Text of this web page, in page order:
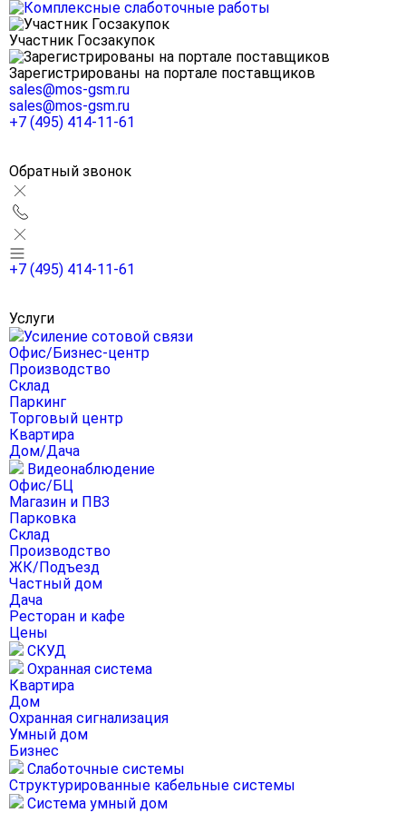
Участник Госзакупок
Зарегистрированы на портале поставщиков
sales@mos-gsm.ru
sales@mos-gsm.ru
+7 (495) 414-11-61
Обратный звонок
+7 (495) 414-11-61
Услуги
Усиление сотовой связи
Офис/Бизнес-центр
Производство
Склад
Паркинг
Торговый центр
Квартира
Дом/Дача
Видеонаблюдение
Офис/БЦ
Магазин и ПВЗ
Парковка
Склад
Производство
ЖК/Подъезд
Частный дом
Дача
Ресторан и кафе
Цены
СКУД
Охранная система
Квартира
Дом
Охранная сигнализация
Умный дом
Бизнес
Слаботочные системы
Структурированные кабельные системы
Система умный дом